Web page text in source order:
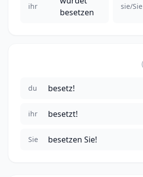
ihr
besetzen
sie/Sie
du besetz!
ihr besetzt!
Sie besetzen Sie!